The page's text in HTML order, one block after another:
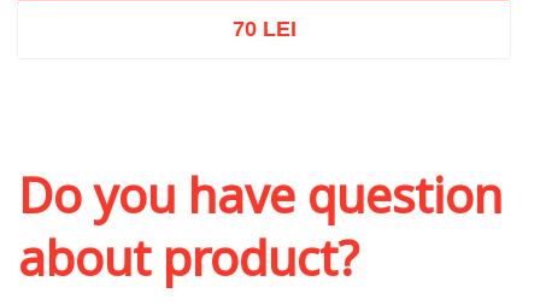
70 LEI
Do you have question
about product?